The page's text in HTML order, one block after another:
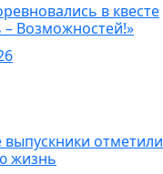
в квесте
Возможностей!»
выпускники
жизнь